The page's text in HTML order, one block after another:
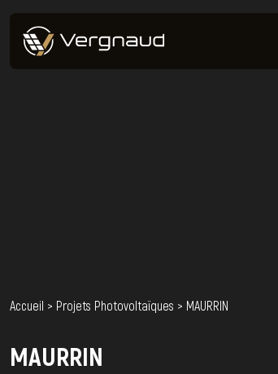
Accueil > Projets Photovoltaïques > MAURRIN
MAURRIN